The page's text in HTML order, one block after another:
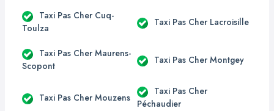
Taxi Pas Cher Cuq-
Toulza
Taxi Pas Cher Lacroisille
Taxi Pas Cher Maurens-
Scopont
Taxi Pas Cher Montgey
Taxi Pas Cher Mouzens
Taxi Pas Cher
Péchaudier